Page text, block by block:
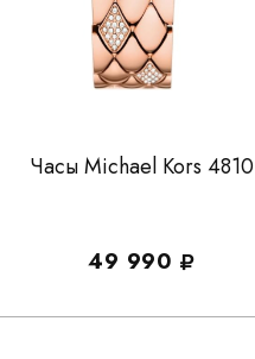
Часы Michael Kors 4810
49 990